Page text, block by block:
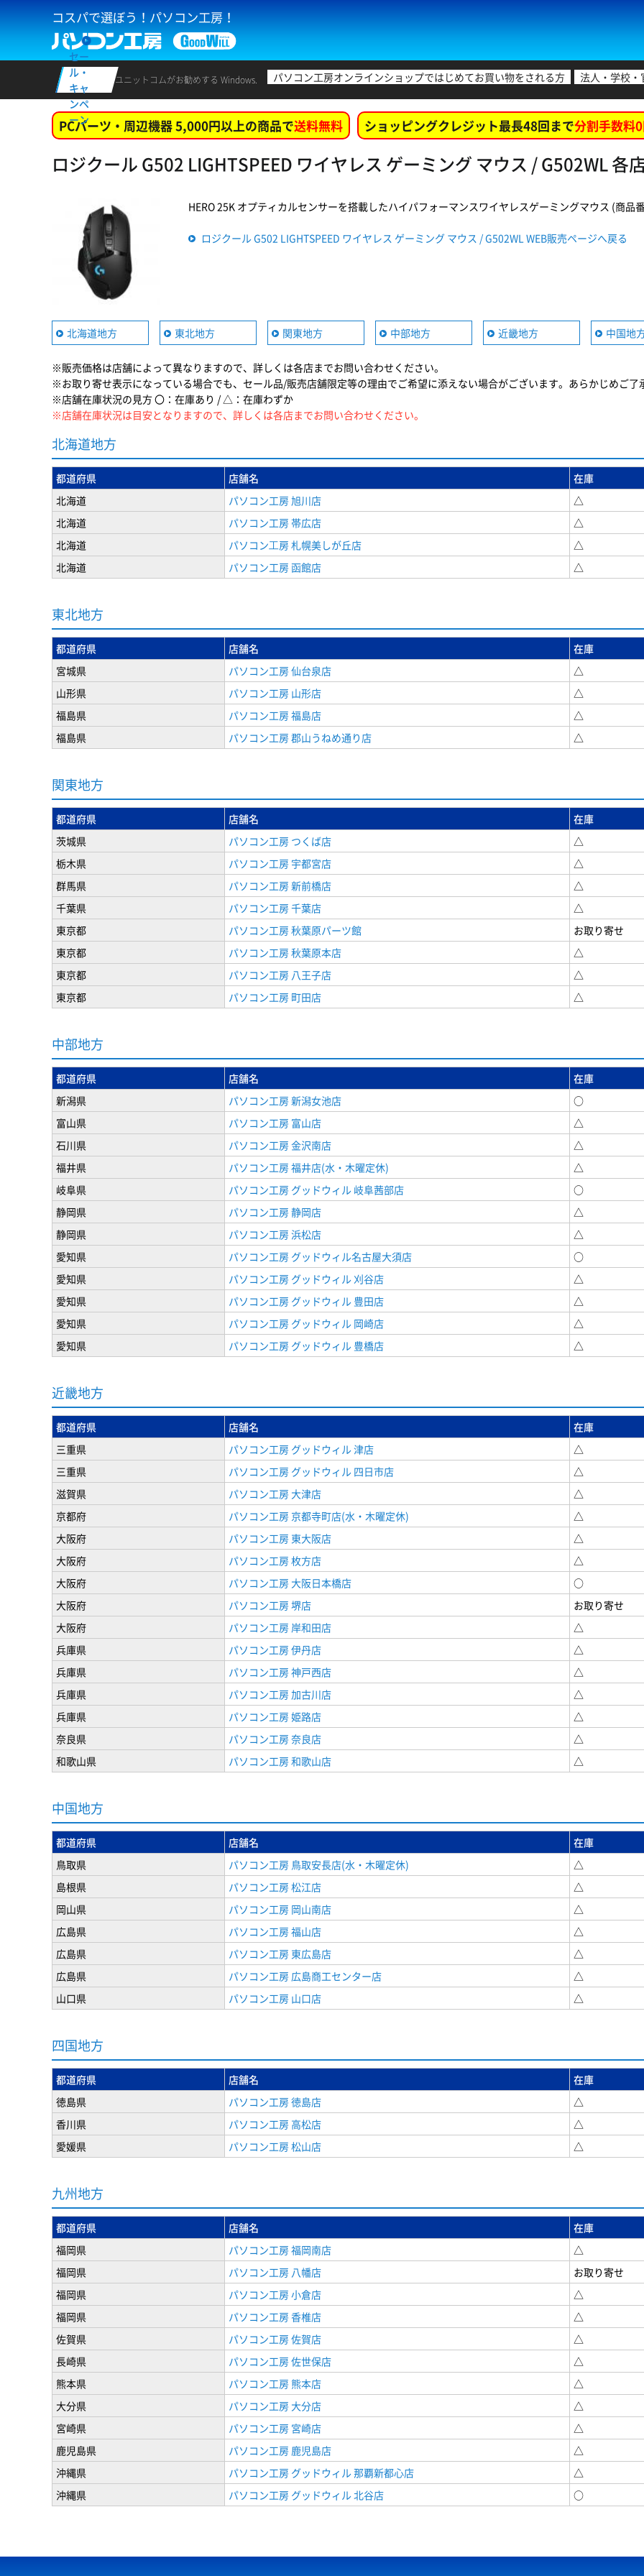
コスパで選ぼう！パソコン工房！
セー
ル・
キャ
ンペ
ーン
ユニットコムがお勧めする Windows. パソコン工房オンラインショップではじめてお買い物をされる方 法人・学校
PCパーツ・周辺機器 5,000円以上の商品で送料無料 ショッピングクレジット最長48回まで分割手数料
ロジクール G502 LIGHTSPEED ワイヤレス ゲーミング マウス / G502WL 各
HERO 25K オプティカルセンサーを搭載したハイパフォーマンスワイヤレスゲーミングマウス (商品
ロジクール G502 LIGHTSPEED ワイヤレス ゲーミング マウス / G502WL WEB販売ページへ戻る
北海道地方 東北地方 関東地方 中部地方 近畿地方 中国地
※販売価格は店舗によって異なりますので、詳しくは各店までお問い合わせください。
※お取り寄せ表示になっている場合でも、セール品/販売店舗限定等の理由でご希望に添えない場合がございます。あらかじめご了
※店舗在庫状況の見方 〇：在庫あり / △：在庫わずか
※店舗在庫状況は目安となりますので、詳しくは各店までお問い合わせください。
北海道地方
都道府県 店舗名
在庫
北海道
パソコン工房 旭川店
△
北海道
パソコン工房 帯広店
△
北海道
パソコン⼯房 札幌美しが丘店
△
北海道
パソコン工房 函館店 △
東北地方
都道府県 店舗名
在庫
宮城県
パソコン工房 仙台泉店
△
山形県
パソコン工房 山形店
△
福島県
パソコン工房 福島店
△
福島県
パソコン工房 郡山うねめ通り店 △
関東地方
都道府県 店舗名
在庫
茨城県
パソコン工房 つくば店
△
栃木県
パソコン工房 宇都宮店
△
群馬県
パソコン工房 新前橋店
△
千葉県
パソコン工房 千葉店
△
東京都
パソコン工房 秋葉原パーツ館
お取り寄せ
東京都
パソコン工房 秋葉原本店
△
東京都
パソコン工房 八王子店
△
東京都
パソコン工房 町田店 △
中部地方
都道府県 店舗名
在庫
新潟県
パソコン工房 新潟女池店
○
富山県
パソコン工房 富山店
△
石川県
パソコン工房 金沢南店
△
福井県
パソコン工房 福井店(水・木曜定休)
△
岐阜県
パソコン工房 グッドウィル 岐阜茜部店
○
静岡県
パソコン工房 静岡店
△
静岡県
パソコン工房 浜松店
△
愛知県
パソコン工房 グッドウィル名古屋大須店
○
愛知県
パソコン工房 グッドウィル 刈谷店
△
愛知県
パソコン工房 グッドウィル 豊田店
△
愛知県
パソコン工房 グッドウィル 岡崎店
△
愛知県
パソコン工房 グッドウィル 豊橋店 △
近畿地方
都道府県 店舗名
在庫
三重県
パソコン工房 グッドウィル 津店
△
三重県
パソコン工房 グッドウィル 四日市店
△
滋賀県
パソコン工房 大津店
△
京都府
パソコン工房 京都寺町店(水・木曜定休)
△
大阪府
パソコン工房 東大阪店
△
大阪府
パソコン工房 枚方店
△
大阪府
パソコン工房 大阪日本橋店
○
大阪府
パソコン工房 堺店
お取り寄せ
大阪府
パソコン工房 岸和田店
△
兵庫県
パソコン工房 伊丹店
△
兵庫県
パソコン工房 神戸西店
△
兵庫県
パソコン工房 加古川店
△
兵庫県
パソコン工房 姫路店
△
奈良県
パソコン工房 奈良店
△
和歌山県
パソコン工房 和歌山店 △
中国地方
都道府県 店舗名
在庫
鳥取県
パソコン工房 鳥取安長店(水・木曜定休)
△
島根県
パソコン工房 松江店
△
岡山県
パソコン工房 岡山南店
△
広島県
パソコン工房 福山店
△
広島県
パソコン工房 東広島店
△
広島県
パソコン工房 広島商工センター店
△
山口県
パソコン工房 山口店 △
四国地方
都道府県 店舗名
在庫
徳島県
パソコン工房 徳島店
△
香川県
パソコン工房 高松店
△
愛媛県
パソコン工房 松山店 △
九州地方
都道府県 店舗名
在庫
福岡県
パソコン工房 福岡南店
△
福岡県
パソコン工房 八幡店
お取り寄せ
福岡県
パソコン工房 小倉店
△
福岡県
パソコン工房 香椎店
△
佐賀県
パソコン工房 佐賀店
△
長崎県
パソコン工房 佐世保店
△
熊本県
パソコン工房 熊本店
△
大分県
パソコン工房 大分店
△
宮崎県
パソコン工房 宮崎店
△
鹿児島県
パソコン工房 鹿児島店
△
沖縄県
パソコン工房 グッドウィル 那覇新都心店
△
沖縄県
パソコン工房 グッドウィル 北谷店 ○